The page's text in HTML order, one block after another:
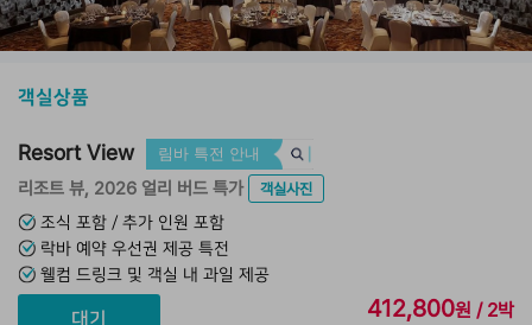
객실상품
Resort View 림바 특전 안내
리조트 뷰, 2026 얼리 버드 특가
객실사진
조식 포함 / 추가 인원 포함
락바 예약 우선권 제공 특전
웰컴 드링크 및 객실 내 과일 제공
412,800원 / 2박